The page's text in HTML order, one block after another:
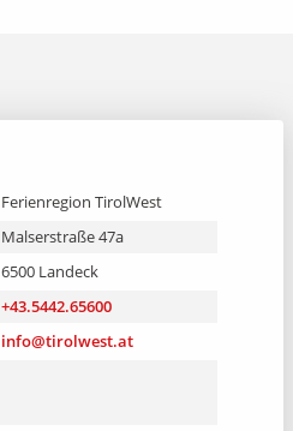
Ferienregion TirolWest
Malserstraße 47a
6500 Landeck
+43.5442.65600
info@tirolwest.at